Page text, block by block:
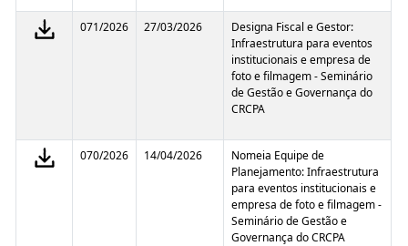
071/2026 27/03/2026
Designa Fiscal e Gestor:
Infraestrutura para eventos
institucionais e empresa de
foto e filmagem - Seminário
de Gestão e Governança do
CRCPA
070/2026 14/04/2026
Nomeia Equipe de
Planejamento: Infraestrutura
para eventos institucionais e
empresa de foto e filmagem -
Seminário de Gestão e
Governança do CRCPA